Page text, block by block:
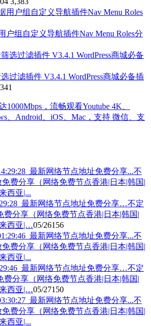
户组自定义导航插件Nav Menu Roles分
过滤插件 V3.4.1 WordPress商城必备插
最新网络节点地址免费分享…不定
分享（网络免费节点香港|日本|韩国|
西亚|…05/26156
最新网络节点地址免费分享…不定
分享（网络免费节点香港|日本|韩国|
西亚|…05/27150